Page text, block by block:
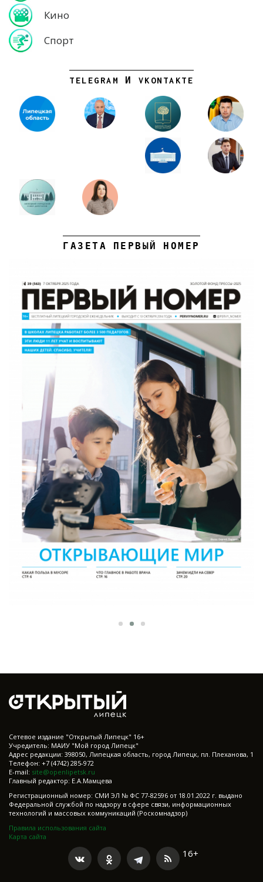
Кино
Спорт
TELEGRAM И VKONTAKTE
ГАЗЕТА ПЕРВЫЙ НОМЕР
Cетевое издание "Открытый Липецк" 16+
Учредитель: МАИУ "Мой город Липецк"
Адрес редакции: 398050, Липецкая область, город Липецк, пл. Плеханова, 1
Телефон: +7 (4742) 285-972
E-mail: site@openlipetsk.ru
Главный редактор: Е.А.Мамцева
Регистрационный номер: СМИ ЭЛ № ФС 77-82596 от 18.01.2022 г. выдано
Федеральной службой по надзору в сфере связи, информационных
технологий и массовых коммуникаций (Роскомнадзор)
Правила использования сайта
Карта сайта
16+